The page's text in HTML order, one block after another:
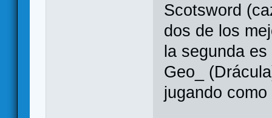
Scotsword
dos de los
la segunda
Geo_
jugando